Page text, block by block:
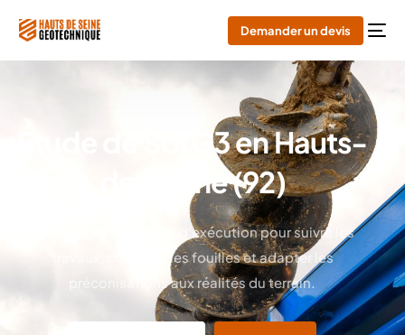
Demander un devis
Étude de Sol G3 en Hauts-
de-Seine (92)
Mission géotechnique d’exécution pour suivre les
travaux, contrôler les fouilles et adapter les
préconisations aux réalités du terrain.